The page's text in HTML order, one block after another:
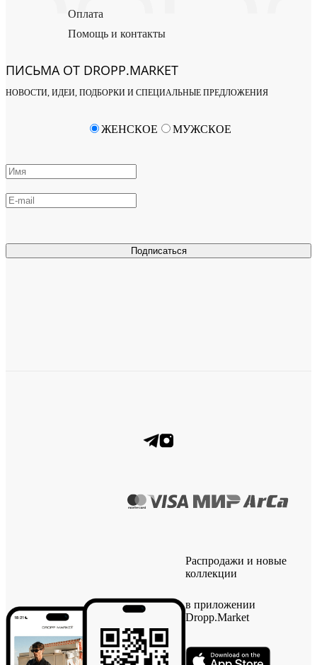
Оплата
Помощь и контакты
ПИСЬМА ОТ DROPP.MARKET
НОВОСТИ, ИДЕИ, ПОДБОРКИ И СПЕЦИАЛЬНЫЕ ПРЕДЛОЖЕНИЯ
Подписаться
ЖЕНСКОЕ МУЖСКОЕ
Распродажи и новые
коллекции
в приложении
Dropp.Market